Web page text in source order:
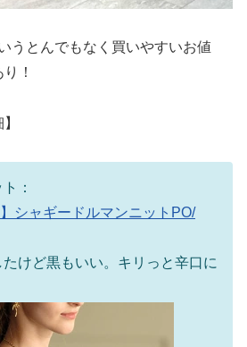
うとんでもなく買いやすいお値
！
：
シャギードルマンニットPO/
けど黒もいい。キリっと辛口に